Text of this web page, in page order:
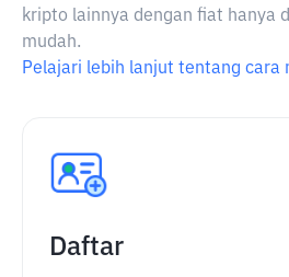
kripto lainnya dengan fiat hanya
mudah.
Pelajari lebih lanjut tentang cara
Daftar